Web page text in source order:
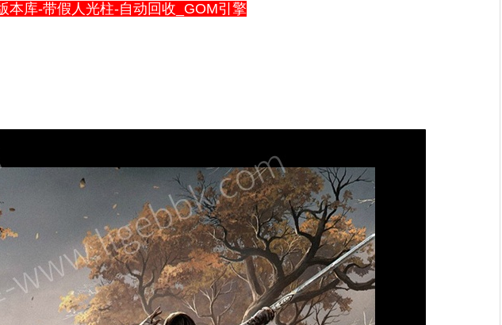
本库-带假人光柱-自动回收_GOM引擎